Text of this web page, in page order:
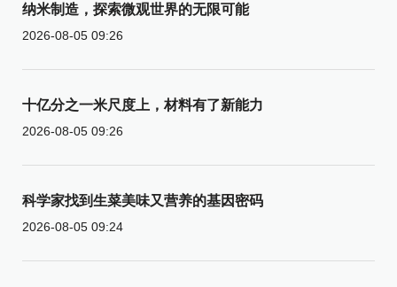
纳米制造，探索微观世界的无限可能
2026-08-05 09:26
十亿分之一米尺度上，材料有了新能力
2026-08-05 09:26
科学家找到生菜美味又营养的基因密码
2026-08-05 09:24